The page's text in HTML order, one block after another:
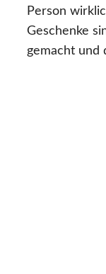
Person
Geschenke
gemacht und